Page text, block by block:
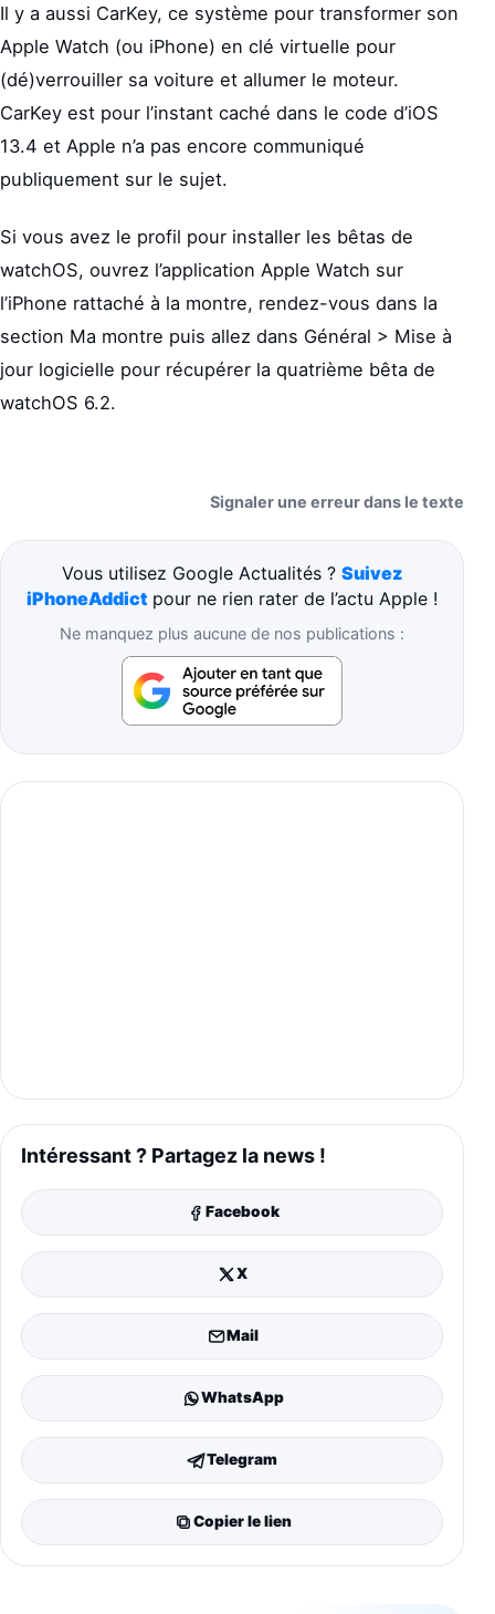
Il y a aussi CarKey, ce système pour transformer son
Apple Watch (ou iPhone) en clé virtuelle pour
(dé)verrouiller sa voiture et allumer le moteur.
CarKey est pour l’instant caché dans le code d’iOS
13.4 et Apple n’a pas encore communiqué
publiquement sur le sujet.
Si vous avez le profil pour installer les bêtas de
watchOS, ouvrez l’application Apple Watch sur
l’iPhone rattaché à la montre, rendez-vous dans la
section Ma montre puis allez dans Général > Mise à
jour logicielle pour récupérer la quatrième bêta de
watchOS 6.2.
Signaler une erreur dans le texte
Vous utilisez Google Actualités ? Suivez
iPhoneAddict pour ne rien rater de l’actu Apple !
Ne manquez plus aucune de nos publications :
Intéressant ? Partagez la news !
Facebook
X
Mail
WhatsApp
Telegram
Copier le lien